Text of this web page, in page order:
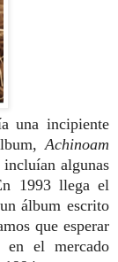
una incipiente
Achinoam
algunas
1993 llega el
álbum escrito
que esperar
en el mercado